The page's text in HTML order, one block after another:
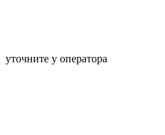
уточните у оператора